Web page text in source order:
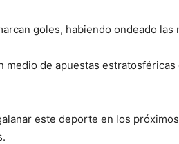
goles, habiendo ondeado
de apuestas
este deporte en los